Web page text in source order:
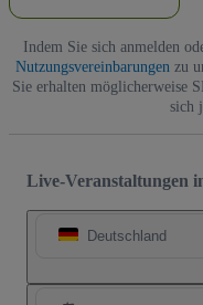
Indem Sie sich anmelden
Nutzungsvereinbarungen zu
Sie erhalten möglicherweise
sich
Live-Veranstaltungen
Deutschland